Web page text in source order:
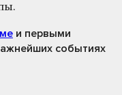
и первыми
событиях